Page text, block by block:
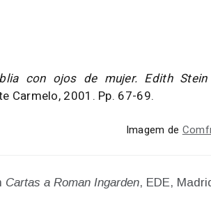
con ojos de mujer. Edith
Carmelo, 2001. Pp. 67-69.
Imagem de
Cartas a Roman Ingarden, EDE,